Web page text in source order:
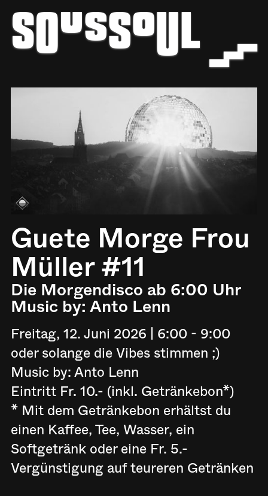
z b
Guete Morge Frou
Müller #11
Die Morgendisco ab 6:00 Uhr
Music by: Anto Lenn
Freitag, 12. Juni 2026 | 6:00 - 9:00
oder solange die Vibes stimmen ;)
Music by: Anto Lenn
Eintritt Fr. 10.- (inkl. Getränkebon*)
* Mit dem Getränkebon erhältst du
einen Kaffee, Tee, Wasser, ein
Softgetränk oder eine Fr. 5.-
Vergünstigung auf teureren Getränken